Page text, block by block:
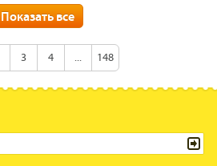
Год: 1982
Артикул:61263
Теги:корабли,маяки,лошади,
Кол-во:1
Серия 12 марок.
Показать все
3 4 ... 148